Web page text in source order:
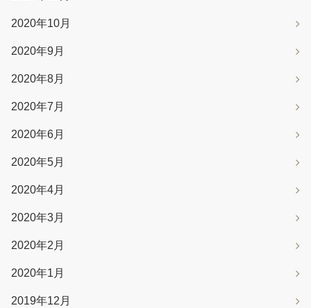
2020年10月
2020年9月
2020年8月
2020年7月
2020年6月
2020年5月
2020年4月
2020年3月
2020年2月
2020年1月
2019年12月